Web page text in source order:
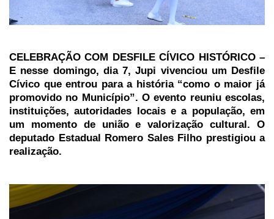
CELEBRAÇÃO COM DESFILE CÍVICO HISTÓRICO –
E nesse domingo, dia 7, Jupi vivenciou um Desfile
Cívico que entrou para a história “como o maior já
promovido no Município”. O evento reuniu escolas,
instituições, autoridades locais e a população, em
um momento de união e valorização cultural. O
deputado Estadual Romero Sales Filho prestigiou a
realização.